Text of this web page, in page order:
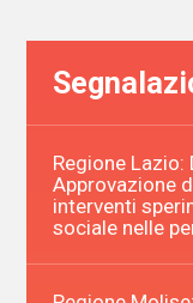
Regione
Approvazione
interventi
sociale nelle